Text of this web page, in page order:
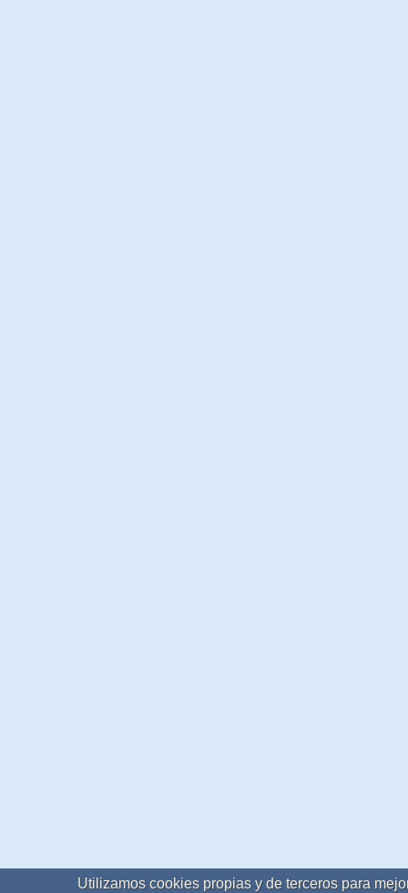
Utilizamos cookies propias y de terceros para